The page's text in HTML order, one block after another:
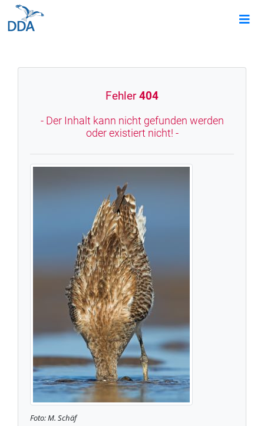
Fehler404
- Der Inhalt kann nicht gefunden werden
oder existiert nicht! -
Foto: M. Schäf